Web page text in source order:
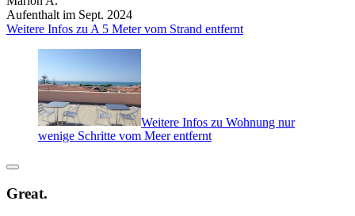
Aufenthalt im Sept. 2024
Weitere Infos zu A 5 Meter vom Strand entfernt
Weitere Infos zu Wohnung nur
wenige Schritte vom Meer entfernt
Great.